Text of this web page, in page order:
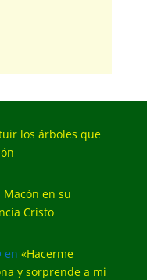
los árboles que
en su
Cristo
en «Hacerme
y sorprende a mi